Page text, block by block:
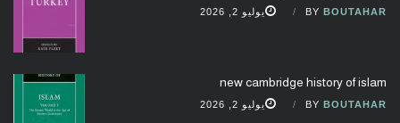
BY BOUTAHAR يوليو 2, 2026
new cambridge history of islam
BY BOUTAHAR يوليو 2, 2026